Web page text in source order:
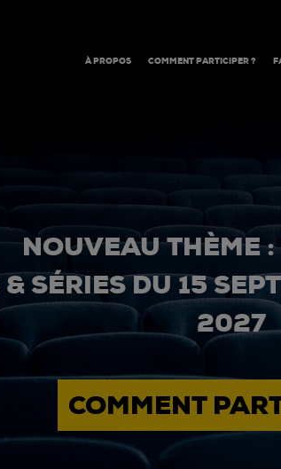
À PROPOS COMMENT PARTICIPER ?
NOUVEAU THÈME
SÉRIES DU 15
2027
COMMENT